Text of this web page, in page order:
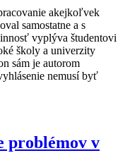
akejkoľvek
samostatne a s
vyplýva študentovi
školy a univerzity
sám je autorom
nemusí byť
problémov v